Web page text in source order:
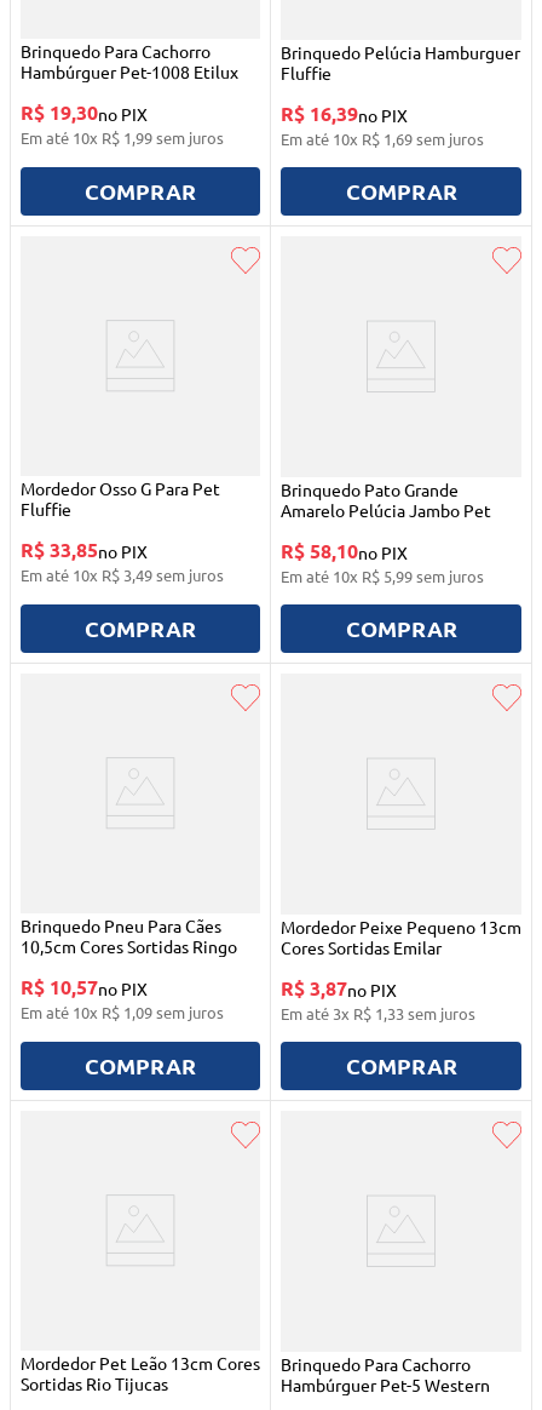
Brinquedo Para Cachorro
Hambúrguer Pet-1008 Etilux
R$ 19,30no PIX
Em até 10x R$ 1,99sem juros
COMPRAR
Brinquedo Pelúcia Hamburguer
Fluffie
R$ 16,39no PIX
Em até 10x R$ 1,69sem juros
COMPRAR
Mordedor Osso G Para Pet
Fluffie
R$ 33,85no PIX
Em até 10x R$ 3,49sem juros
COMPRAR
Brinquedo Pato Grande
Amarelo Pelúcia Jambo Pet
R$ 58,10no PIX
Em até 10x R$ 5,99sem juros
COMPRAR
Brinquedo Pneu Para Cães
10,5cm Cores Sortidas Ringo
R$ 10,57no PIX
Em até 10x R$ 1,09sem juros
COMPRAR
Mordedor Peixe Pequeno 13cm
Cores Sortidas Emilar
R$ 3,87no PIX
Em até 3x R$ 1,33sem juros
COMPRAR
Mordedor Pet Leão 13cm Cores
Sortidas Rio Tijucas
Brinquedo Para Cachorro
Hambúrguer Pet-5 Western